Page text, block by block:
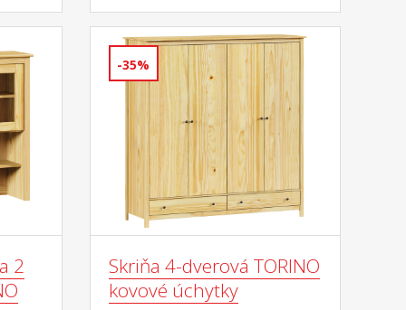
2
-35%
Skriňa 4-dverová TORINO
kovové úchytky